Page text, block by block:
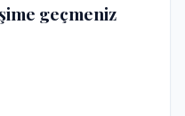
geçmeniz